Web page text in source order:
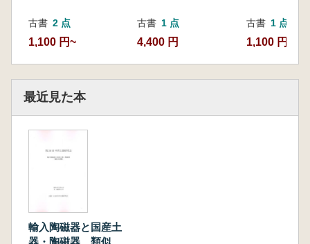
古書 2 点
1,100 円~
古書 1 点
4,400 円
古書 1 点
1,100 円
最近見た本
輸入陶磁器と国産土